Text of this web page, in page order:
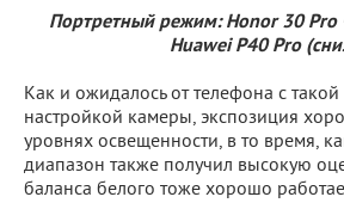
Портретный режим: Honor 30 Pro
Huawei P40 Pro
Как и ожидалось от телефона с
настройкой камеры, экспозиция
уровнях освещенности, в то время,
диапазон также получил высокую
баланса белого тоже хорошо